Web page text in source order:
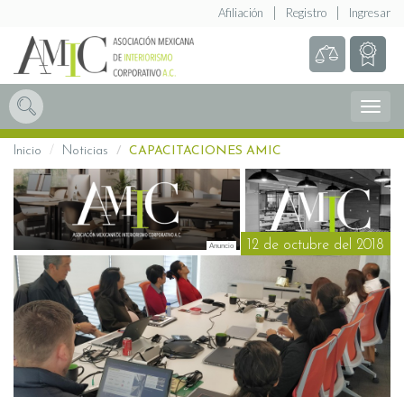
Ingresar
Registro
Afiliación
Menú
Inicio Noticias CAPACITACIONES AMIC
12 de octubre del 2018